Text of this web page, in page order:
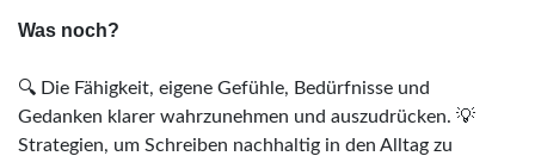
Was noch?
🔍 Die Fähigkeit, eigene Gefühle, Bedürfnisse und
Gedanken klarer wahrzunehmen und auszudrücken. 💡
Strategien, um Schreiben nachhaltig in den Alltag zu